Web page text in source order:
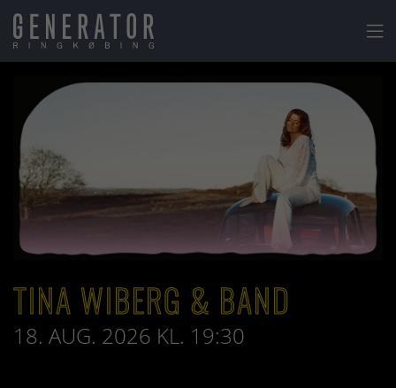

TINA WIBERG & BAND
18. AUG. 2026 KL. 19:30